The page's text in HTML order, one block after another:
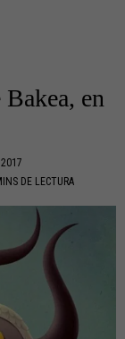
en
DE LECTURA